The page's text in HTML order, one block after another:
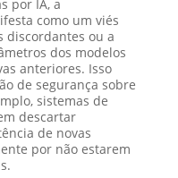
por IA, a
como um viés
discordantes ou a
dos modelos
anteriores. Isso
de segurança sobre
sistemas de
descartar
de novas
por não estarem